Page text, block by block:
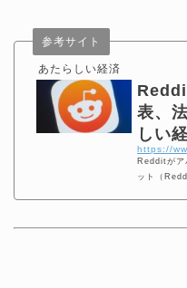
あたらしい経済
参考サイト
表、
しい
https://
Redditがア
ット（